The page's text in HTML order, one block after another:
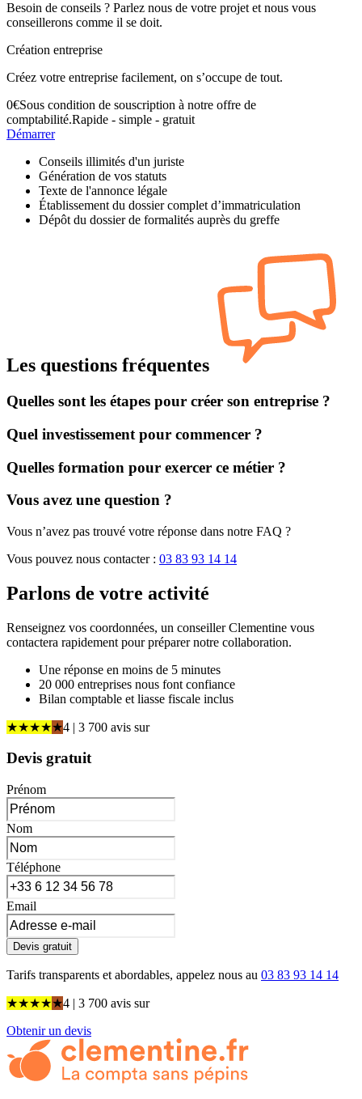
Besoin de conseils ? Parlez nous de votre projet et nous vous
conseillerons comme il se doit.
Création entreprise
Créez votre entreprise facilement, on s’occupe de tout.
0€Sous condition de souscription à notre offre de
comptabilité.Rapide - simple - gratuit
Démarrer
Conseils illimités d'un juriste
Génération de vos statuts
Texte de l'annonce légale
Établissement du dossier complet d’immatriculation
Dépôt du dossier de formalités auprès du greffe
Les questions fréquentes
Quelles sont les étapes pour créer son entreprise ?
Quel investissement pour commencer ?
Quelles formation pour exercer ce métier ?
Vous avez une question ?
Vous n’avez pas trouvé votre réponse dans notre FAQ ?
Vous pouvez nous contacter : 03 83 93 14 14
Parlons de votre activité
Renseignez vos coordonnées, un conseiller Clementine vous
contactera rapidement pour préparer notre collaboration.
Une réponse en moins de 5 minutes
20 000 entreprises nous font confiance
Bilan comptable et liasse fiscale inclus
★★★★★4 | 3 700 avis sur
Devis gratuit
Prénom
Nom
Téléphone
Email
Devis gratuit
Tarifs transparents et abordables, appelez nous au 03 83 93 14 14
★★★★★4 | 3 700 avis sur
Obtenir un devis